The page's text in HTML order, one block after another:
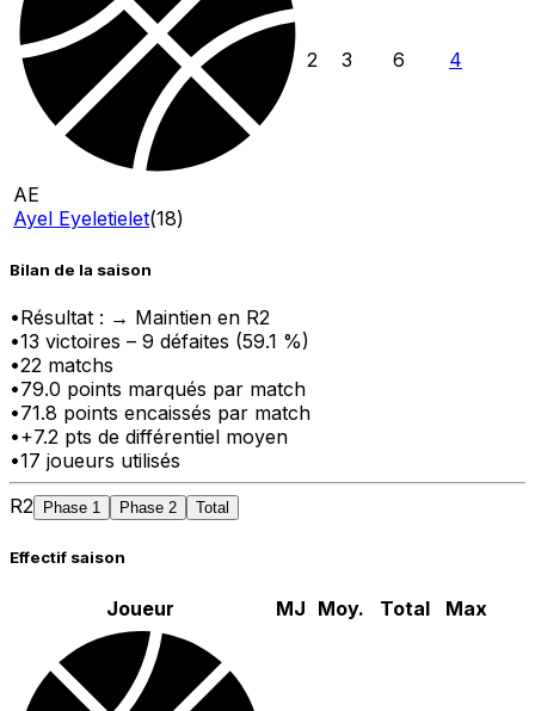
AE
Ayel Eyeletielet(18)
2 3 6 4
Bilan de la saison
•Résultat : → Maintien en R2
•13 victoires – 9 défaites (59.1 %)
•22 matchs
•79.0 points marqués par match
•71.8 points encaissés par match
•+7.2 pts de différentiel moyen
•17 joueurs utilisés
R2
Phase 1 Phase 2 Total
Effectif saison
Joueur MJ Moy. Total Max